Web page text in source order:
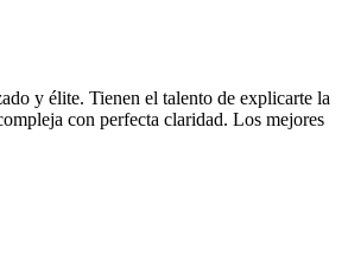
y élite. Tienen el talento de explicarte la
con perfecta claridad. Los mejores